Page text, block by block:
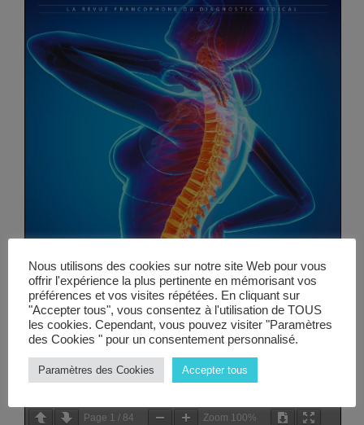
Manifestations
Abonnements
Page 1 / 84 Zoom 100%
Nous utilisons des cookies sur notre site Web pour vous
offrir l'expérience la plus pertinente en mémorisant vos
préférences et vos visites répétées. En cliquant sur
"Accepter tous", vous consentez à l'utilisation de TOUS
les cookies. Cependant, vous pouvez visiter "Paramètres
des Cookies " pour un consentement personnalisé.
Paramètres des Cookies Accepter tous